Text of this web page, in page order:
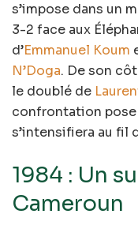
s’impose dans un
3-2 face aux
d’Emmanuel Koum
N’Doga. De son
le doublé de
confrontation pose
s’intensifiera au fil
1984 : Un
Cameroun